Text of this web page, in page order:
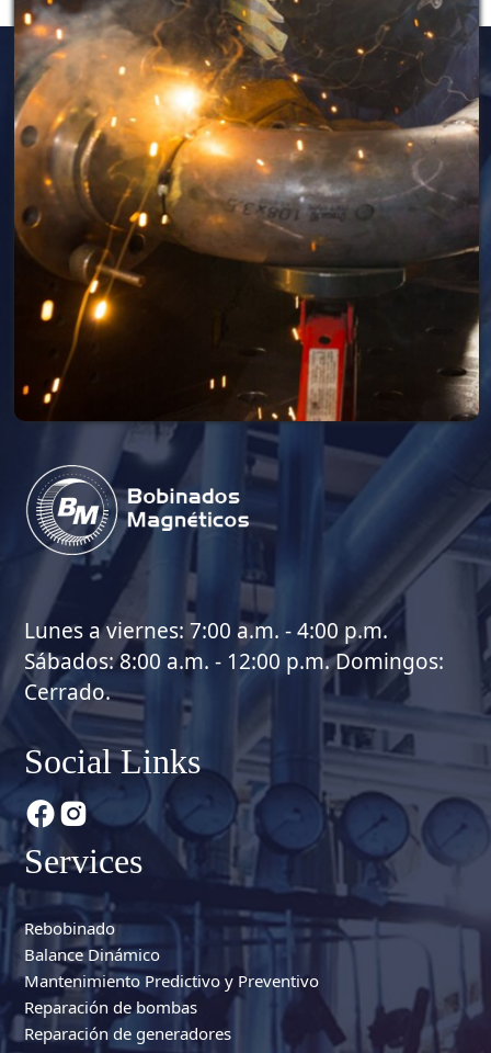
Lunes a viernes: 7:00 a.m. - 4:00 p.m.
Sábados: 8:00 a.m. - 12:00 p.m. Domingos:
Cerrado.
Social Links
Services
Rebobinado
Balance Dinámico
Mantenimiento Predictivo y Preventivo
Reparación de bombas
Reparación de generadores